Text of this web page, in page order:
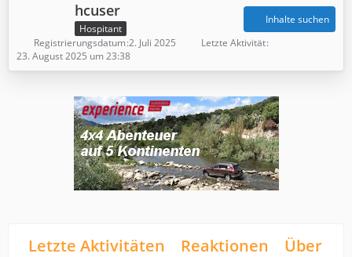
hcuser
Hospitant
Inhalte suchen
Registrierungsdatum 2. Juli 2025
Letzte Aktivität
23. August 2025 um 23:38
Letzte Aktivitäten Reaktionen Über